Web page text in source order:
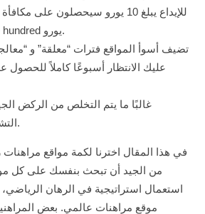
للإيداع يبلغ 10 يورو سيحصلون على
100٪ تصل إلى one hundred يورو.
تضيف أسوأ المواقع فترات “معلقة” و
عليك الانتظار أسبوعًا كاملاً للحصول
غالبًا ما يتم التخلص من الركض
التشغيل السيئة الفورية.
في هذا المقال اخترنا لكمة مواقع مراهنات
من الجيد أن تبحث بنفسك على كل
استعمال استراتيجية في الرهان
موقع مراهنات عالمي. بعض